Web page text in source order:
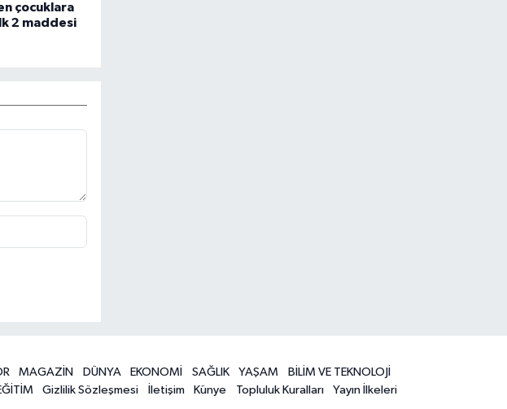
çocuklara
2 maddesi
MAGAZİN DÜNYA EKONOMİ SAĞLIK YAŞAM
BİLİM VE TEKNOLOJİ
Gizlilik Sözleşmesi İletişim Künye Topluluk Kuralları Yayın İlkeleri